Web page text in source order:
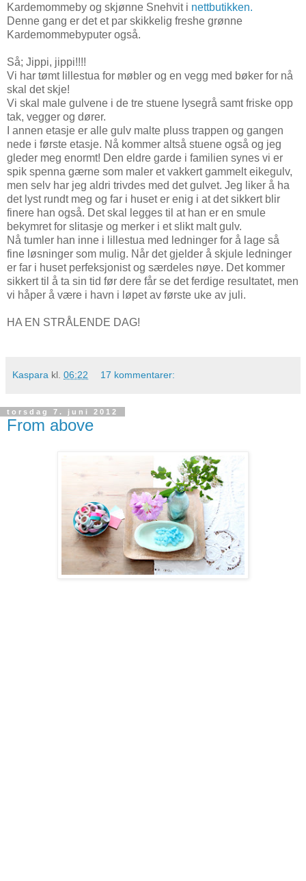
Kardemommeby og skjønne Snehvit i nettbutikken.
Denne gang er det et par skikkelig freshe grønne
Kardemommebyputer også.
Så; Jippi, jippi!!!!
Vi har tømt lillestua for møbler og en vegg med bøker for nå
skal det skje!
Vi skal male gulvene i de tre stuene lysegrå samt friske opp
tak, vegger og dører.
I annen etasje er alle gulv malte pluss trappen og gangen
nede i første etasje. Nå kommer altså stuene også og jeg
gleder meg enormt! Den eldre garde i familien synes vi er
spik spenna gærne som maler et vakkert gammelt eikegulv,
men selv har jeg aldri trivdes med det gulvet. Jeg liker å ha
det lyst rundt meg og far i huset er enig i at det sikkert blir
finere han også. Det skal legges til at han er en smule
bekymret for slitasje og merker i et slikt malt gulv.
Nå tumler han inne i lillestua med ledninger for å lage så
fine løsninger som mulig. Når det gjelder å skjule ledninger
er far i huset perfeksjonist og særdeles nøye. Det kommer
sikkert til å ta sin tid før dere får se det ferdige resultatet, men
vi håper å være i havn i løpet av første uke av juli.
HA EN STRÅLENDE DAG!
Kaspara kl. 06:22 17 kommentarer:
torsdag 7. juni 2012
From above